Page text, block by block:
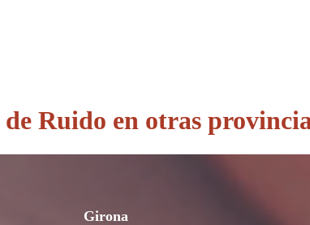
de Ruido en otras
Girona